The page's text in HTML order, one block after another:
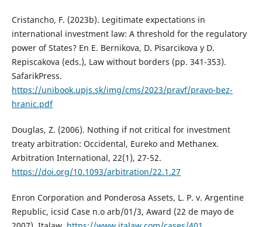
Cristancho, F. (2023b). Legitimate expectations in
international investment law: A threshold for the regulatory
power of States? En E. Bernikova, D. Pisarcikova y D.
Repiscakova (eds.), Law without borders (pp. 341-353).
SafarikPress.
https://unibook.upjs.sk/img/cms/2023/pravf/pravo-bez-
hranic.pdf
Douglas, Z. (2006). Nothing if not critical for investment
treaty arbitration: Occidental, Eureko and Methanex.
Arbitration International, 22(1), 27-52.
https://doi.org/10.1093/arbitration/22.1.27
Enron Corporation and Ponderosa Assets, L. P. v. Argentine
Republic, icsid Case n.o arb/01/3, Award (22 de mayo de